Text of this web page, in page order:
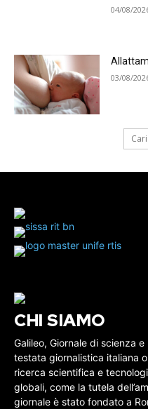
04/08/
03/08/
CHI SIAMO
Galileo, Giornale di scienza
testata giornalistica italiana
ricerca scientifica e
globali, come la tutela
giornale è stato fondato a